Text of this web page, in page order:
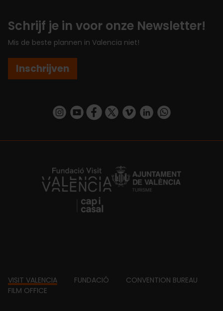
Schrijf je in voor onze Newsletter!
Mis de beste plannen in Valencia niet!
Inschrijven
https://www.instagram.com/visit_valencia/
https://www.youtube.com/user/
https://www.facebook.com/
https://twitter.com/
https://vimeo.com/
https://www.linkedin.com/company/turismo-valencia/https://api.whatsapp.com/send/
https://fundacion.visitvalencia.com/
Footer
VISIT VALENCIA FUNDACIÓ
CONVENTION BUREAU
FILM OFFICE